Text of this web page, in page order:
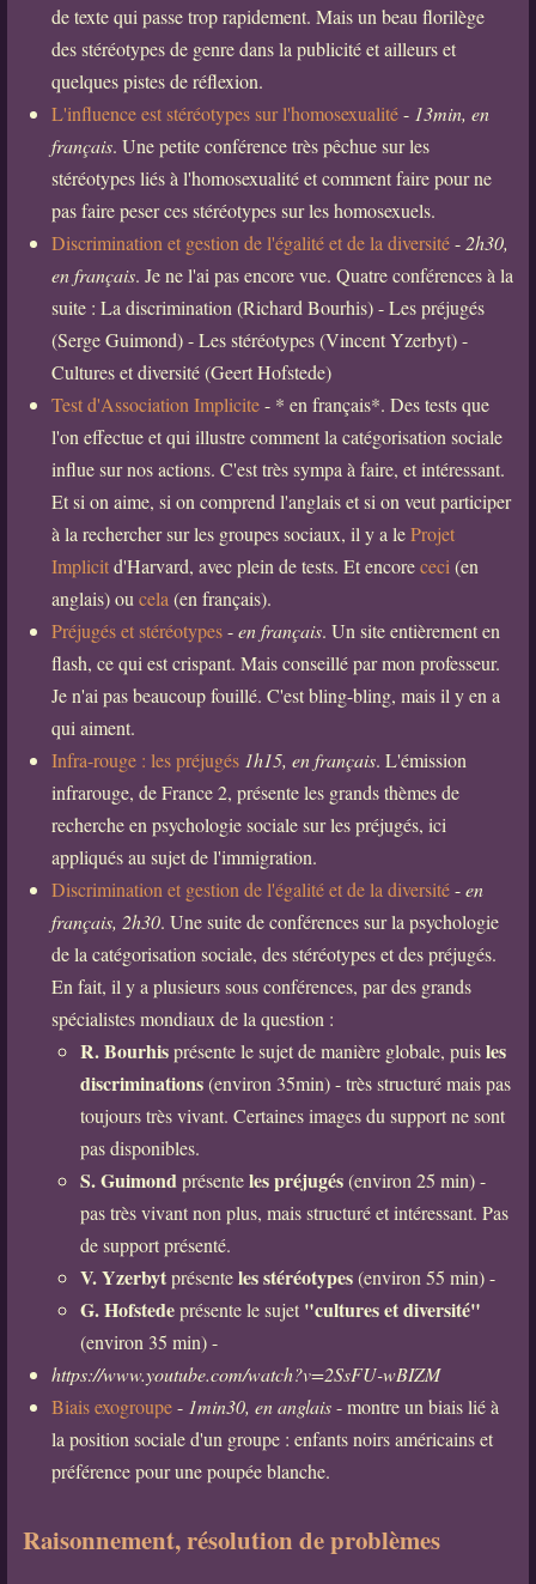
de texte qui passe trop rapidement. Mais un beau florilège
des stéréotypes de genre dans la publicité et ailleurs et
quelques pistes de réflexion.
L'influence est stéréotypes sur l'homosexualité- 13min, en
français. Une petite conférence très pêchue sur les
stéréotypes liés à l'homosexualité et comment faire pour ne
pas faire peser ces stéréotypes sur les homosexuels.
Discrimination et gestion de l'égalité et de la diversité-2h30,
en français. Je ne l'ai pas encore vue. Quatre conférences à la
suite : La discrimination (Richard Bourhis) - Les préjugés
(Serge Guimond) - Les stéréotypes (Vincent Yzerbyt) -
Cultures et diversité (Geert Hofstede)
Test d'Association Implicite- * en français*. Des tests que
l'on effectue et qui illustre comment la catégorisation sociale
influe sur nos actions. C'est très sympa à faire, et intéressant.
Et si on aime, si on comprend l'anglais et si on veut participer
à la rechercher sur les groupes sociaux, il y a leProjet
Implicitd'Harvard, avec plein de tests. Et encorececi(en
anglais) oucela(en français).
Préjugés et stéréotypes-en français. Un site entièrement en
flash, ce qui est crispant. Mais conseillé par mon professeur.
Je n'ai pas beaucoup fouillé. C'est bling-bling, mais il y en a
qui aiment.
Infra-rouge : les préjugés 1h15, en français. L'émission
infrarouge, de France 2, présente les grands thèmes de
recherche en psychologie sociale sur les préjugés, ici
appliqués au sujet de l'immigration.
Discrimination et gestion de l'égalité et de la diversité-en
français, 2h30. Une suite de conférences sur la psychologie
de la catégorisation sociale, des stéréotypes et des préjugés.
En fait, il y a plusieurs sous conférences, par des grands
spécialistes mondiaux de la question :
R. Bourhisprésente le sujet de manière globale, puisles
discriminations(environ 35min) - très structuré mais pas
toujours très vivant. Certaines images du support ne sont
pas disponibles.
S. Guimondprésenteles préjugés(environ 25 min) -
pas très vivant non plus, mais structuré et intéressant. Pas
de support présenté.
V. Yzerbytprésenteles stéréotypes(environ 55 min) -
G. Hofstedeprésente le sujet "cultures et diversité"
(environ 35 min) -
https://www.youtube.com/watch?v=2SsFU-wBIZM
Biais exogroupe- 1min30, en anglais- montre un biais lié à
la position sociale d'un groupe : enfants noirs américains et
préférence pour une poupée blanche.
Raisonnement, résolution de problèmes